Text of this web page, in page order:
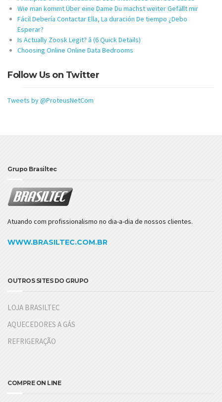
Wie man kommt Über eine Dame Du machst weiter Gefällt mir
Fácil Debería Contactar Ella, La duración De tiempo ¿Debo
Esperar?
Is Actually Zoosk Legit? â (6 Quick Details)
Choosing Online Online Data Bedrooms
Follow Us on Twitter
Tweets by @ProteusNetCom
Grupo Brasiltec
Atuando com profissionalismo no dia-a-dia de nossos clientes.
WWW.BRASILTEC.COM.BR
OUTROS SITES DO GRUPO
LOJA BRASILTEC
AQUECEDORES A GÁS
REFRIGERAÇÃO
COMPRE ON LINE